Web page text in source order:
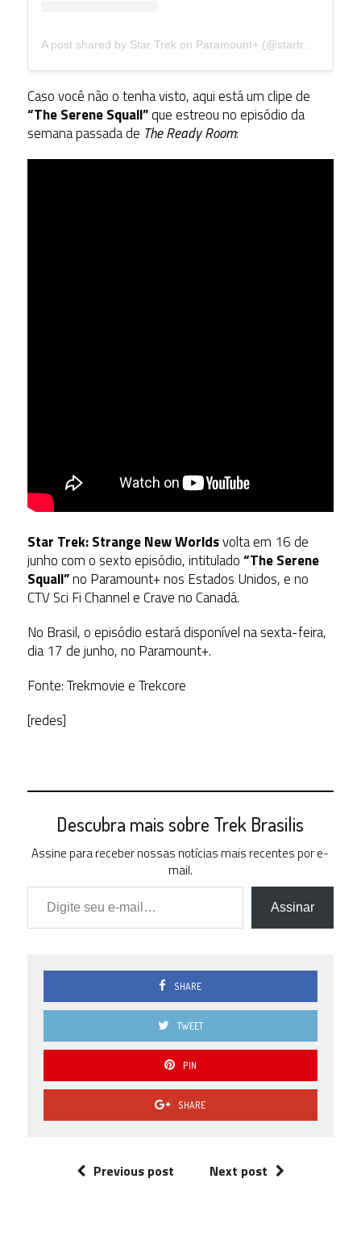
Caso você não o tenha visto, aqui está um clipe de
“The Serene Squall”que estreou no episódio da
semana passada de The Ready Room:
Star Trek: Strange New Worldsvolta em 16 de
junho com o sexto episódio, intitulado“The Serene
Squall”no Paramount+ nos Estados Unidos, e no
CTV Sci Fi Channel e Crave no Canadá.
No Brasil, o episódio estará disponível na sexta-feira,
dia 17 de junho, no Paramount+.
Fonte: Trekmovie e Trekcore
[redes]
Descubra mais sobre Trek Brasilis
Assine para receber nossas notícias mais recentes por e-
mail.
Digite seu e-mail…
Assinar
SHARE
TWEET
PIN
SHARE
Previous post Next post